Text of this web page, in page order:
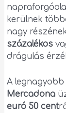
kerülnek
nagy
százalékos
drágulás
A
Mercadona
euró 50 cent